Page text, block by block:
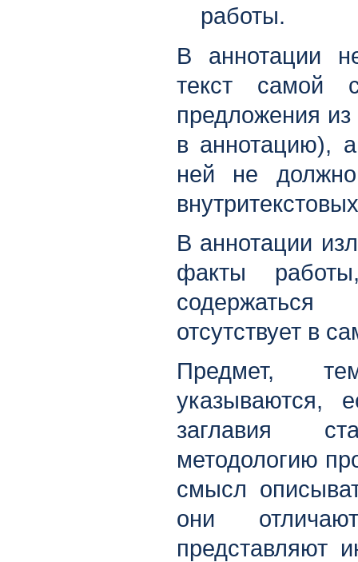
работы.
В аннотации
текст самой
предложения из
в аннотацию),
ней не
В аннотации
факты
содержаться
отсутствует в
Предмет,
указываются,
заглавия
методологию
смысл
они
представляют